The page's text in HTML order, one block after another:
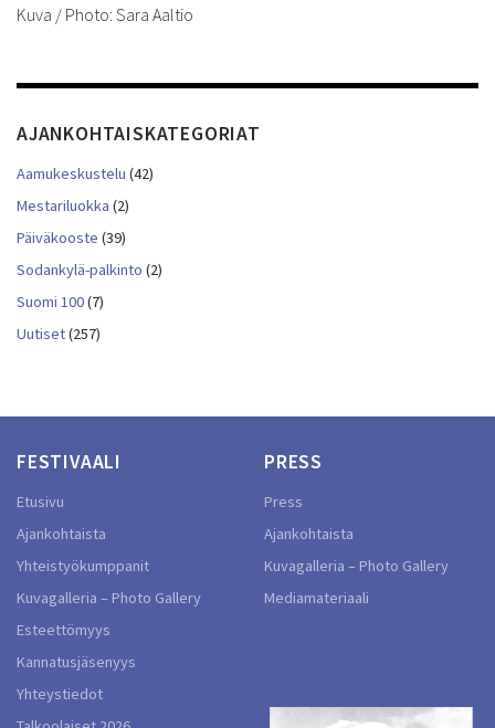
Kuva / Photo: Sara Aaltio
AJANKOHTAISKATEGORIAT
Aamukeskustelu (42)
Mestariluokka (2)
Päiväkooste (39)
Sodankylä-palkinto (2)
Suomi 100(7)
Uutiset(257)
FESTIVAALI
Etusivu
Ajankohtaista
Yhteistyökumppanit
Kuvagalleria – Photo Gallery
Esteettömyys
Kannatusjäsenyys
Yhteystiedot
PRESS
Press
Ajankohtaista
Kuvagalleria – Photo Gallery
Mediamateriaali